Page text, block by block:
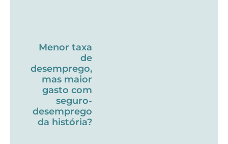
Menor taxa
de
desemprego,
mas maior
gasto com
seguro-
desemprego
da história?